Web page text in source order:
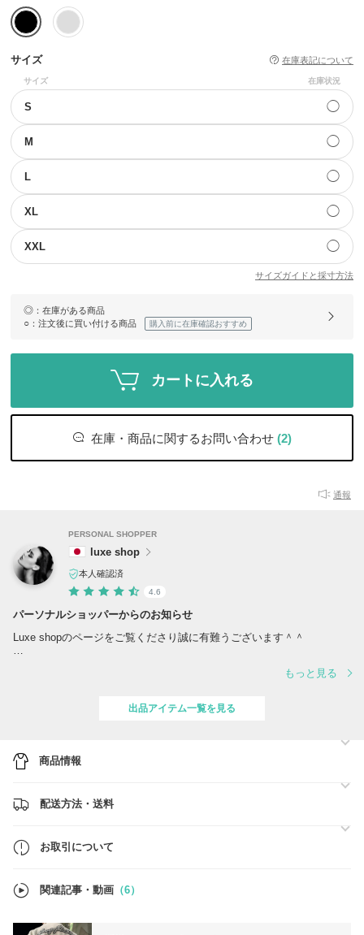
サイズ 在庫表記について
サイズ 在庫状況
S ◯
M ◯
L ◯
XL ◯
XXL ◯
サイズガイドと採寸方法
◎ ：在庫がある商品
○ ：注文後に買い付ける商品 購入前に在庫確認おすすめ
カートに入れる
在庫・商品に関するお問い合わせ (2)
通報
PERSONAL SHOPPER
luxe shop
本人確認済
4.6
パーソナルショッパーからのお知らせ
Luxe shopのページをご覧くださり誠に有難うございます＾＾
気持ちの良いお取引をさせていただくために、以下を読んでいただきま
◎安心・安全な正規取扱店・直営店より買付をしております。
◎リピーター様・まとめ買い割引き実施中です。
もっと見る
出品アイテム一覧を見る
商品情報
配送方法・送料
お取引について
関連記事・動画 （6）